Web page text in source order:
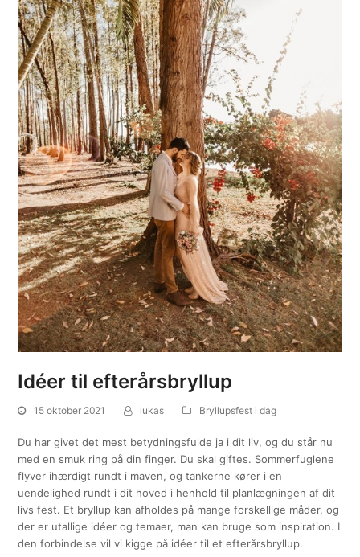
Idéer til efterårsbryllup
15 oktober 2021 lukas Bryllupsfest i dag
Du har givet det mest betydningsfulde ja i dit liv, og du står nu
med en smuk ring på din finger. Du skal giftes. Sommerfuglene
flyver ihærdigt rundt i maven, og tankerne kører i en
uendelighed rundt i dit hoved i henhold til planlægningen af dit
livs fest. Et bryllup kan afholdes på mange forskellige måder, og
der er utallige idéer og temaer, man kan bruge som inspiration. I
den forbindelse vil vi kigge på idéer til et efterårsbryllup.